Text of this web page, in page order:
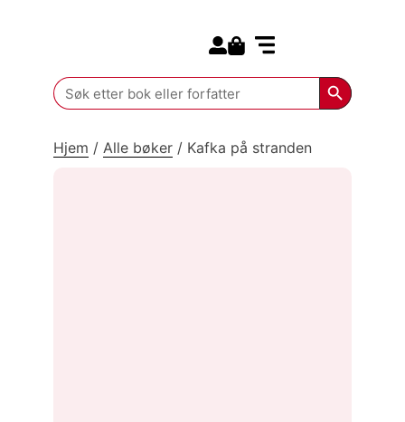
Search
for:
Search
Hjem / Alle bøker / Kafka på stranden